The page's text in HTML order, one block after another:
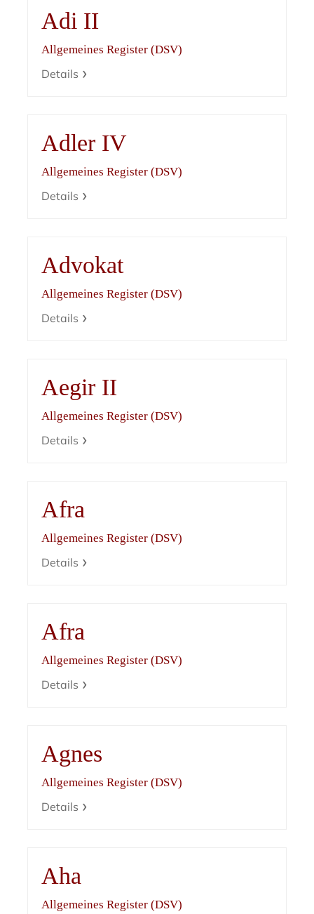
Adi II
Allgemeines Register (DSV)
Details
Adler IV
Allgemeines Register (DSV)
Details
Advokat
Allgemeines Register (DSV)
Details
Aegir II
Allgemeines Register (DSV)
Details
Afra
Allgemeines Register (DSV)
Details
Afra
Allgemeines Register (DSV)
Details
Agnes
Allgemeines Register (DSV)
Details
Aha
Allgemeines Register (DSV)